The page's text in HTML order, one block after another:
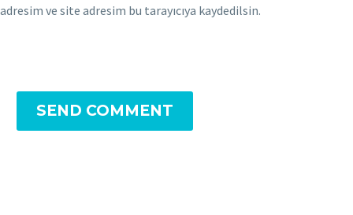
adresim ve site adresim bu tarayıcıya kaydedilsin.
SEND COMMENT